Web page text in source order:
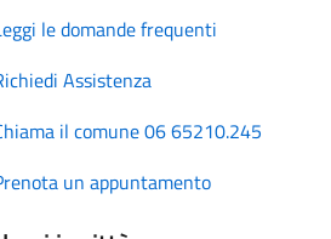
le domande frequenti
Assistenza
il comune 06 65210.245
un appuntamento